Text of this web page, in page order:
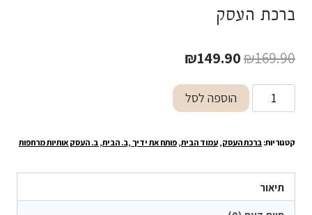
ברכת העסק
₪169.90
המחיר
המקורי
היה:
₪149.90
הנוכחי
הוא:
כמות
של
העסק
הוספה לסל
קטגוריות: ברכת העסק, עמוד הבית, פותח את ידיך ,ב. הבית, ב. העסק אותיות מרחפות
תיאור